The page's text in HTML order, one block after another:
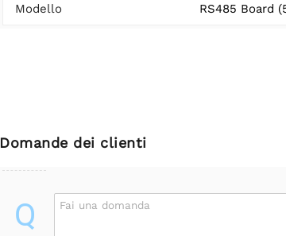
Modello RS485 Board
Domande dei clienti
Q Fai una domanda